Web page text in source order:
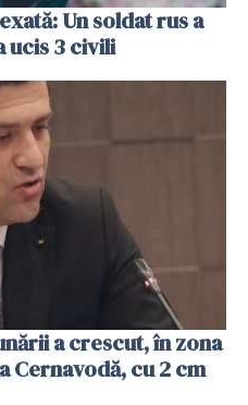
Un soldat rus a
ucis 3 civili
a crescut, în zona
Cernavodă, cu 2 cm